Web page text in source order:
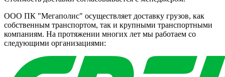
ООО ПК "Мегаполис" осуществляет доставку грузов, как
собственным транспортом, так и крупными транспортными
компаниям. На протяжении многих лет мы работаем со
следующими организациями: